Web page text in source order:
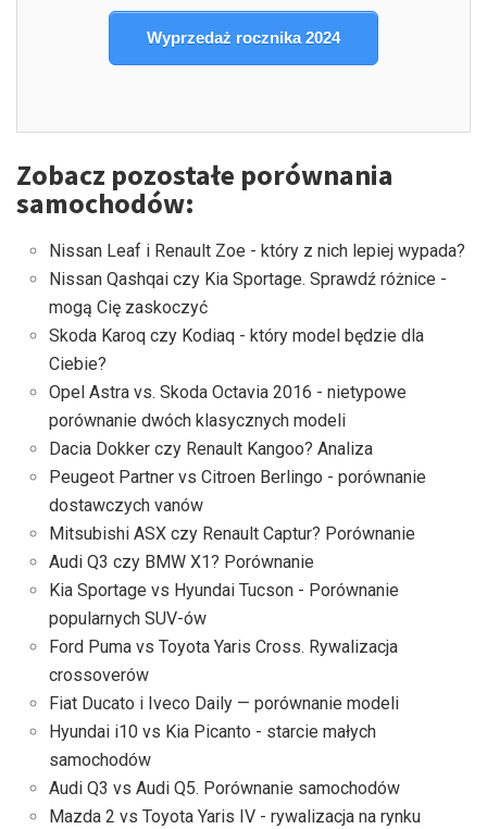
Wyprzedaż rocznika 2024
Zobacz pozostałe porównania
samochodów:
Nissan Leaf i Renault Zoe - który z nich lepiej wypada?
Nissan Qashqai czy Kia Sportage. Sprawdź różnice -
mogą Cię zaskoczyć
Skoda Karoq czy Kodiaq - który model będzie dla
Ciebie?
Opel Astra vs. Skoda Octavia 2016 - nietypowe
porównanie dwóch klasycznych modeli
Dacia Dokker czy Renault Kangoo? Analiza
Peugeot Partner vs Citroen Berlingo - porównanie
dostawczych vanów
Mitsubishi ASX czy Renault Captur? Porównanie
Audi Q3 czy BMW X1? Porównanie
Kia Sportage vs Hyundai Tucson - Porównanie
popularnych SUV-ów
Ford Puma vs Toyota Yaris Cross. Rywalizacja
crossoverów
Fiat Ducato i Iveco Daily — porównanie modeli
Hyundai i10 vs Kia Picanto - starcie małych
samochodów
Audi Q3 vs Audi Q5. Porównanie samochodów
Mazda 2 vs Toyota Yaris IV - rywalizacja na rynku